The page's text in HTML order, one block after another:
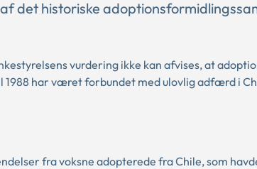
det historiske
vurdering ikke kan afvises, at
1988 har været forbundet med ulovlig adfærd i
fra voksne adopterede fra Chile, som